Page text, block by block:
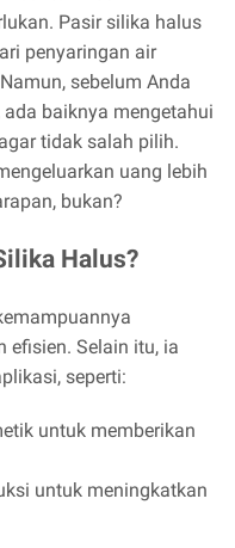
Pasir silika halus
penyaringan air
sebelum Anda
baiknya mengetahui
tidak salah pilih.
uang lebih
bukan?
Halus?
efisien. Selain itu, ia
seperti:
untuk memberikan
untuk meningkatkan